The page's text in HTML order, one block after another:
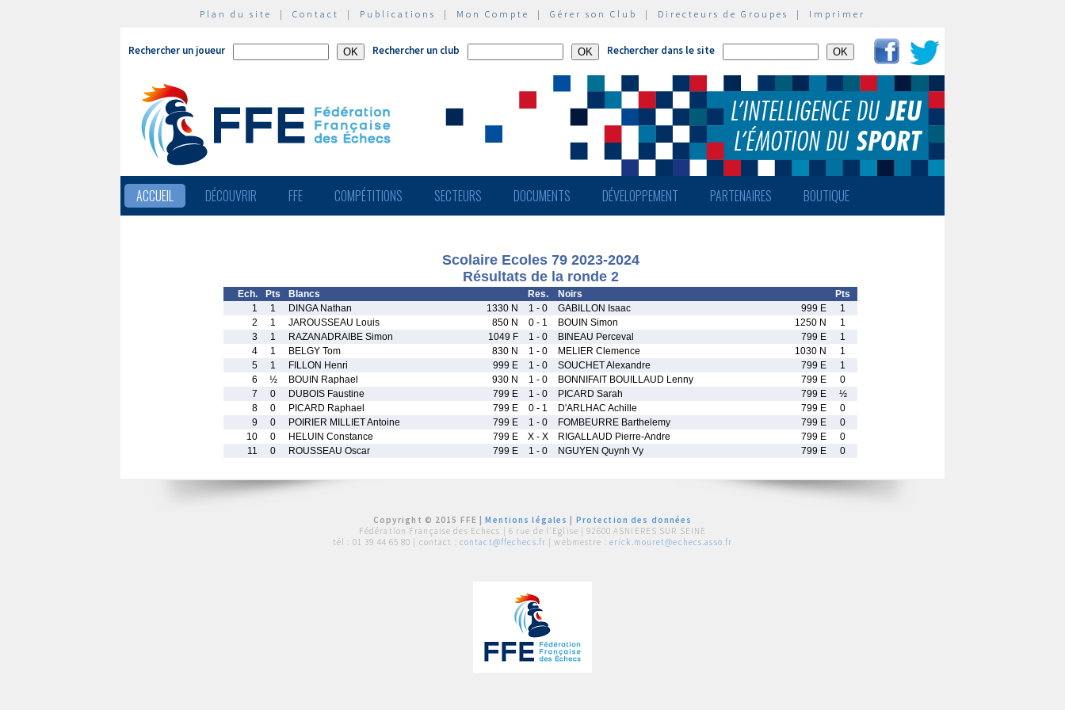
Plan du site | Contact | Publications | Mon Compte | Gérer son Club | Directeurs de Groupes | Imprimer
Rechercher un joueur Rechercher un club Rechercher dans le site
ACCUEIL DÉCOUVRIR FFE COMPÉTITIONS SECTEURS DOCUMENTS DÉVELOPPEMENT PARTENAIRES BOUTIQUE
Scolaire Ecoles 79 2023-2024
Résultats de la ronde 2
Ech. Pts Blancs Res. Noirs
Pts
1
1 DINGA Nathan 1330 N 1 - 0 GABILLON Isaac 999 E
1
2
1 JAROUSSEAU Louis 850 N 0 - 1 BOUIN Simon 1250 N
1
3
1 RAZANADRAIBE Simon 1049 F 1 - 0 BINEAU Perceval 799 E
1
4
1 BELGY Tom 830 N 1 - 0 MELIER Clemence 1030 N
1
5
1 FILLON Henri 999 E 1 - 0 SOUCHET Alexandre 799 E
1
6
½ BOUIN Raphael 930 N 1 - 0 BONNIFAIT BOUILLAUD Lenny 799 E
0
7
0 DUBOIS Faustine 799 E 1 - 0 PICARD Sarah 799 E
½
8
0 PICARD Raphael 799 E 0 - 1 D'ARLHAC Achille 799 E
0
9
0 POIRIER MILLIET Antoine 799 E 1 - 0 FOMBEURRE Barthelemy 799 E
0
10
0 HELUIN Constance 799 E X - X RIGALLAUD Pierre-Andre 799 E
0
11
0 ROUSSEAU Oscar 799 E 1 - 0 NGUYEN Quynh Vy 799 E 0
Copyright © 2015 FFE |Mentions légales
Protection des données
Fédération Française des Echecs | 6 rue de l'Eglise | 92600 ASNIERES SUR SEINE
tél : 01 39 44 65 80 | contact : contact@ffechecs.fr | webmestre : erick.mouret@echecs.asso.fr